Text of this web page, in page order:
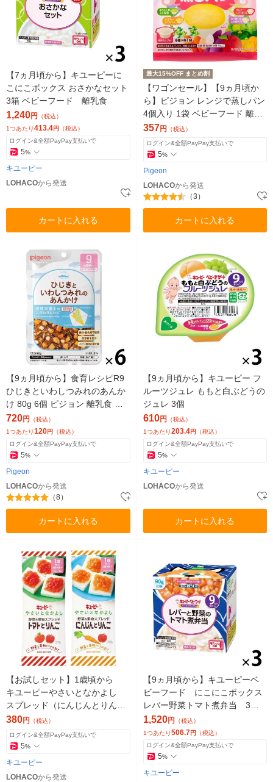
【7ヵ月頃から】キユーピーに
こにこボックス おさかなセット
3箱 ベビーフード 離乳食
1,240円 （税込）
1つあたり413.4円 （税込）
ログイン&全額PayPay支払いで
5%
キユーピー
LOHACOから発送
カートに入れる
最大15%OFF まとめ割
【ワゴンセール】【9ヵ月頃か
ら】ピジョン レンジで蒸しパン
4個入り 1袋 ベビーフード 離乳
食
357円 （税込）
ログイン&全額PayPay支払いで
5%
Pigeon
LOHACOから発送
（3）
カートに入れる
【9ヵ月頃から】食育レシピR9
ひじきといわしつみれのあんか
け 80g 6個 ピジョン 離乳食 ベ
ビーフード
720円
（税込）
1つあたり120円 （税込）
ログイン&全額PayPay支払いで
5%
Pigeon
LOHACOから発送
（8）
カートに入れる
【9ヵ月頃から】キユーピー フ
ルーツジュレ ももと白ぶどうの
ジュレ 3個
610円
（税込）
1つあたり203.4円 （税込）
ログイン&全額PayPay支払いで
5%
キユーピー
LOHACOから発送
カートに入れる
【お試しセット】1歳頃から
キユーピーやさいとなかよし
スプレッド（にんじんとりん
ご・トマトとりんご 各1個）1セ
ット
380円 （税込）
ログイン&全額PayPay支払いで
5%
キユーピー
LOHACOから発送
【9ヵ月頃から】キユーピーベ
ビーフード にこにこボックス
レバー野菜トマト煮弁当 3
箱 離乳食
1,520円 （税込）
1つあたり506.7 円 （税込）
ログイン&全額PayPay支払いで
5%
キユーピー